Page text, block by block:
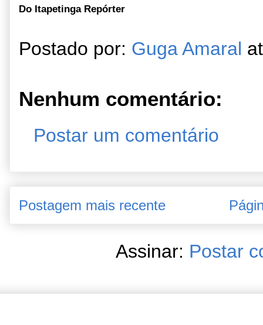
Do Itapetinga Repórter
Postado por: Guga Amaral
Nenhum comentário:
Postar um comentário
Postagem mais recente
Assinar: Postar